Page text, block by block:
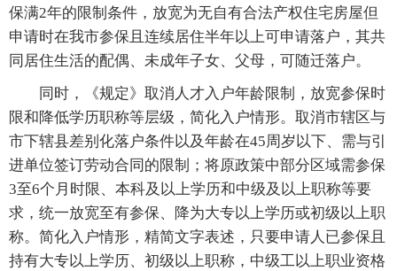
保满2年的限制条件，放宽为无自有合法产权住宅房屋但
申请时在我市参保且连续居住半年以上可申请落户，其共
同居住生活的配偶、未成年子女、父母，可随迁落户。
同时，《规定》取消人才入户年龄限制，放宽参保时
限和降低学历职称等层级，简化入户情形。取消市辖区与
市下辖县差别化落户条件以及年龄在45周岁以下、需与引
进单位签订劳动合同的限制；将原政策中部分区域需参保
3至6个月时限、本科及以上学历和中级及以上职称等要
求，统一放宽至有参保、降为大专以上学历或初级以上职
称。简化入户情形，精简文字表述，只要申请人已参保且
持有大专以上学历、初级以上职称，中级工以上职业资格